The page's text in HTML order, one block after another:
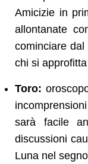
Amicizie in
allontanate
cominciare
chi si
Toro:
sarà facile
discussioni
Luna nel